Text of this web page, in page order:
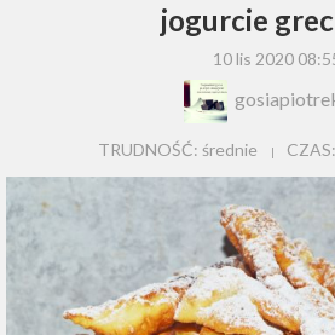
jogurcie
10 lis 2020
TRUDNOŚĆ: średnie CZAS: